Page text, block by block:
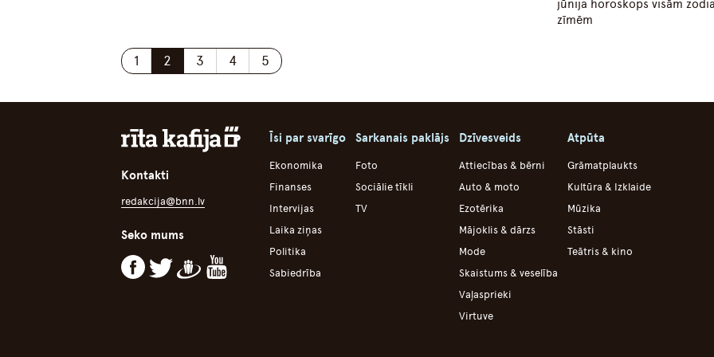
jūnija horoskops visām
zīmēm
1 2 3 4 5
Kontakti
redakcija@bnn.lv
Seko mums
Īsi par svarīgo
Ekonomika
Finanses
Intervijas
Laika ziņas
Politika
Sabiedrība
Sarkanais paklājs
Foto
Sociālie tīkli
TV
Dzīvesveids
Attiecības & bērni
Auto & moto
Ezotērika
Mājoklis & dārzs
Mode
Skaistums & veselība
Vaļasprieki
Virtuve
Atpūta
Grāmatplaukts
Kultūra & Izklaide
Mūzika
Stāsti
Teātris & kino